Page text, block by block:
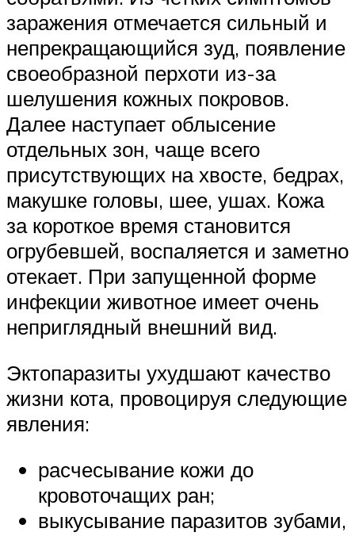
заражения отмечается сильный и
непрекращающийся зуд, появление
своеобразной перхоти из-за
шелушения кожных покровов.
Далее наступает облысение
отдельных зон, чаще всего
присутствующих на хвосте, бедрах,
макушке головы, шее, ушах. Кожа
за короткое время становится
огрубевшей, воспаляется и заметно
отекает. При запущенной форме
инфекции животное имеет очень
неприглядный внешний вид.
Эктопаразиты ухудшают качество
жизни кота, провоцируя следующие
явления:
расчесывание кожи до
кровоточащих ран;
выкусывание паразитов зубами,